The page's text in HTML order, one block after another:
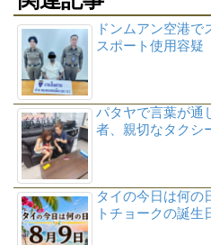
ドンムアン空港
スポート使用容疑
パタヤで言葉が通
者、親切なタクシ
タイの今日は何の
トチョークの誕生